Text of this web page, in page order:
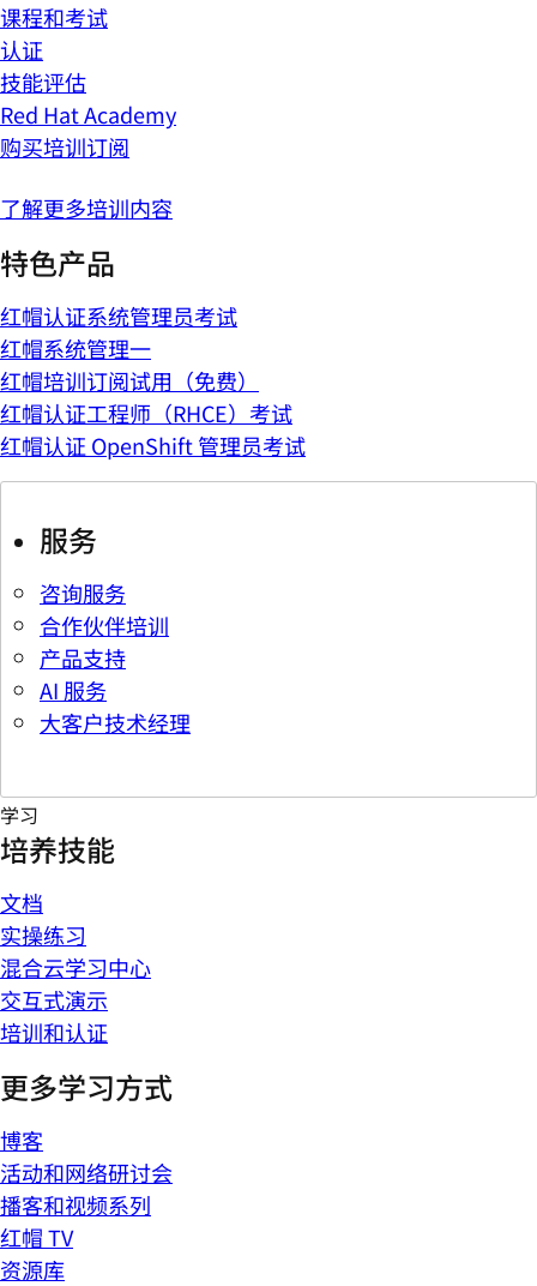
课程和考试
认证
技能评估
Red Hat Academy
购买培训订阅
了解更多培训内容
特色产品
红帽认证系统管理员考试
红帽系统管理一
红帽培训订阅试用（免费）
红帽认证工程师（RHCE）考试
红帽认证 OpenShift 管理员考试
服务
咨询服务
合作伙伴培训
产品支持
AI 服务
大客户技术经理
学习
培养技能
文档
实操练习
混合云学习中心
交互式演示
培训和认证
更多学习方式
博客
活动和网络研讨会
播客和视频系列
红帽 TV
资源库